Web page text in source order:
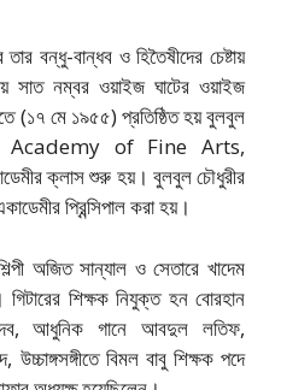
বন্ধু-বান্ধব ও হিতৈষীদের চেষ্টায়
সাত নম্বর ওয়াইজ ঘাটের ওয়াইজ
(১৭ মে ১৯৫৫) প্রতিষ্ঠিত হয় বুলবুল
Academy of Fine Arts,
ক্লাস শুরু হয়। বুলবুল চৌধুরীর
প্রিন্সিপাল করা হয়।
অজিত সান্যাল ও সেতারে খাদেম
শিক্ষক নিযুক্ত হন বোরহান
দেব, আধুনিক গানে আবদুল লতিফ,
বিমল বাবু শিক্ষক পদে